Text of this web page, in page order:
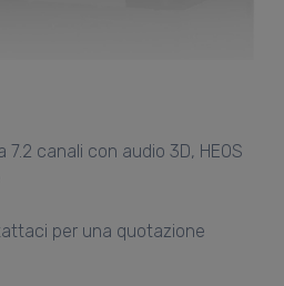
canali con audio 3D, HEOS
per una quotazione